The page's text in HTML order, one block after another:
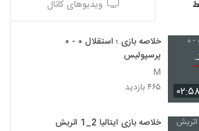
ویدیوهای کانال
۰۲:۵۸
خلاصه بازی ؛ استقلال ۰ - ۰
پرسپولیس
M
۴۶۵ بازدید
خلاصه بازی ایتالیا 2_1 اتريش